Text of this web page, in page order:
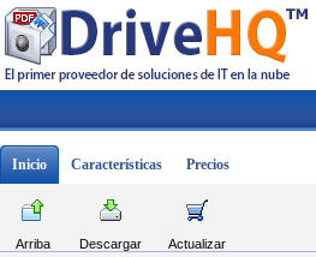
Inicio Características Precios
Arriba Descargar
Actualizar